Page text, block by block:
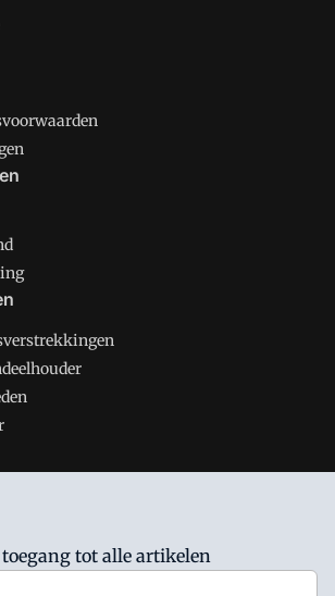
van VMN media. Lees in
staat. Op gebruik van deze site zijn de
van toepassing:Algemene Voorwaarden
tot alle artikelen